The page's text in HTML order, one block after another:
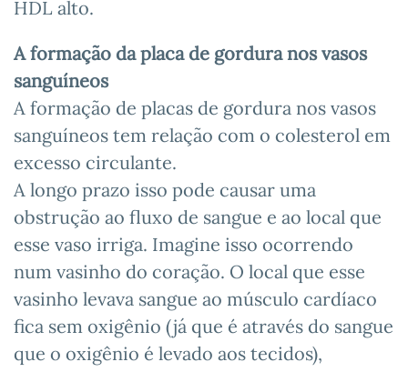
HDL alto.
A formação da placa de gordura nos vasos
sanguíneos
A formação de placas de gordura nos vasos
sanguíneos tem relação com o colesterol em
excesso circulante.
A longo prazo isso pode causar uma
obstrução ao fluxo de sangue e ao local que
esse vaso irriga. Imagine isso ocorrendo
num vasinho do coração. O local que esse
vasinho levava sangue ao músculo cardíaco
fica sem oxigênio (já que é através do sangue
que o oxigênio é levado aos tecidos),